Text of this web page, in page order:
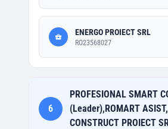
ENERGO PROIECT SRL
RO23568027
6
PROFESIONAL SMART
(Leader),ROMART
CONSTRUCT PROIECT